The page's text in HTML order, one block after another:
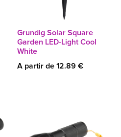
Grundig Solar Square
Garden LED-Light Cool
White
A partir de 12.89 €